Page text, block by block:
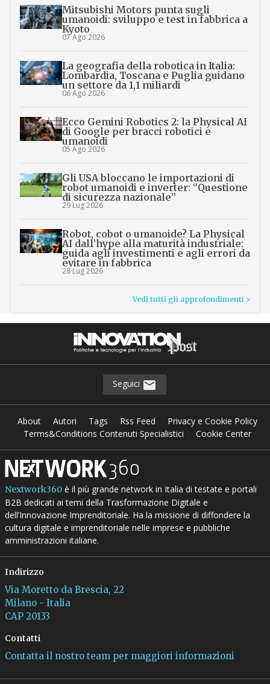
Mitsubishi Motors punta sugli
umanoidi: sviluppo e test in fabbrica a
Kyoto
07 Ago 2026
La geografia della robotica in Italia:
Lombardia, Toscana e Puglia guidano
un settore da 1,1 miliardi
06 Ago 2026
Ecco Gemini Robotics 2: la Physical AI
di Google per bracci robotici e
umanoidi
05 Ago 2026
Gli USA bloccano le importazioni di
robot umanoidi e inverter: “Questione
di sicurezza nazionale”
29 Lug 2026
Robot, cobot o umanoide? La Physical
AI dall’hype alla maturità industriale:
guida agli investimenti e agli errori da
evitare in fabbrica
28 Lug 2026
Vedi tutti gli approfondimenti >
Seguici
About Autori Tags Rss Feed
Privacy e Cookie Policy
Terms&Conditions Contenuti Specialistici
Cookie Center
Nextwork360è il più grande network in Italia di testate e portali
B2B dedicati ai temi della Trasformazione Digitale e
dell’Innovazione Imprenditoriale. Ha la missione di diffondere la
cultura digitale e imprenditoriale nelle imprese e pubbliche
amministrazioni italiane.
Indirizzo
Via Moretto da Brescia, 22
Milano - Italia
CAP 20133
Contatti
Contatta il nostro team per maggiori informazioni